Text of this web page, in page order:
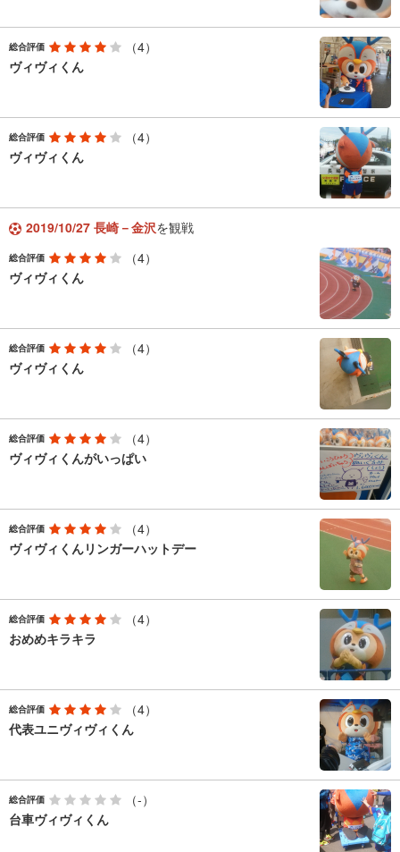
総合評価
（4）
ヴィヴィくん
総合評価
（4）
ヴィヴィくん
2019/10/27 長崎－金沢を観戦
総合評価
（4）
ヴィヴィくん
総合評価
（4）
ヴィヴィくん
総合評価
（4）
ヴィヴィくんがいっぱい
総合評価
（4）
ヴィヴィくんリンガーハットデー
総合評価
（4）
おめめキラキラ
総合評価
（4）
代表ユニヴィヴィくん
総合評価
（-）
台車ヴィヴィくん